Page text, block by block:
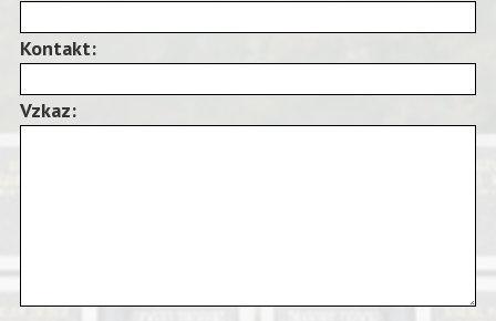
Kontakt:
Vzkaz: